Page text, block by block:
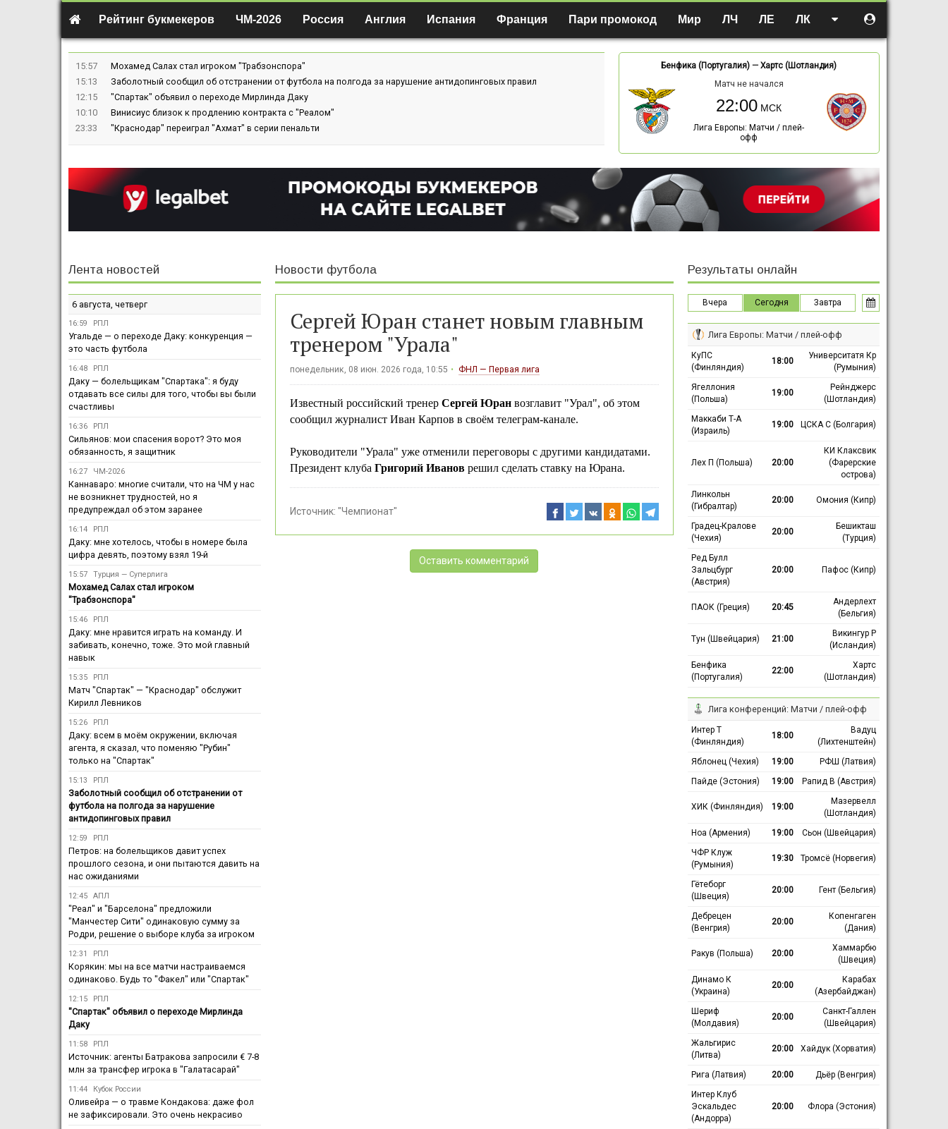
Рейтинг букмекеров ЧМ-2026 Россия Англия Испания Франция Пари промокод Мир ЛЧ ЛЕ ЛК
15:57
Мохамед Салах стал игроком "Трабзонспора"
15:13
Заболотный сообщил об отстранении от футбола на полгода за нарушение антидопинговых правил
12:15
"Спартак" объявил о переходе Мирлинда Даку
10:10
Винисиус близок к продлению контракта с "Реалом"
23:33
"Краснодар" переиграл "Ахмат" в серии пенальти
Бенфика (Португалия) —Хартс (Шотландия)
Матч не начался
22:00
Лига Европы: Матчи / плей-
офф
Новости футбола
Сергей Юран станет новым главным
тренером "Урала"
понедельник, 08 июн. 2026 года, 10:55 ФНЛ — Первая лига
Известный российский тренер Сергей Юранвозглавит "Урал", об этом
сообщил журналист Иван Карпов в своём телеграм-канале.
Руководители "Урала" уже отменили переговоры с другими кандидатами.
Президент клуба Григорий Ивановрешил сделать ставку на Юрана.
Источник: "Чемпионат"
Оставить комментарий
Лента новостей
6 августа, четверг
16:59 РПЛ
Угальде — о переходе Даку: конкуренция —
это часть футбола
16:48 РПЛ
Даку — болельщикам "Спартака": я буду
отдавать все силы для того, чтобы вы были
счастливы
16:36 РПЛ
Сильянов: мои спасения ворот? Это моя
обязанность, я защитник
16:27 ЧМ-2026
Каннаваро: многие считали, что на ЧМ у нас
не возникнет трудностей, но я
предупреждал об этом заранее
16:14 РПЛ
Даку: мне хотелось, чтобы в номере была
цифра девять, поэтому взял 19-й
15:57 Турция — Суперлига
Мохамед Салах стал игроком
"Трабзонспора"
15:46 РПЛ
Даку: мне нравится играть на команду. И
забивать, конечно, тоже. Это мой главный
навык
15:35 РПЛ
Матч "Спартак" — "Краснодар" обслужит
Кирилл Левников
15:26 РПЛ
Даку: всем в моём окружении, включая
агента, я сказал, что поменяю "Рубин"
только на "Спартак"
15:13 РПЛ
Заболотный сообщил об отстранении от
футбола на полгода за нарушение
антидопинговых правил
12:59 РПЛ
Петров: на болельщиков давит успех
прошлого сезона, и они пытаются давить на
нас ожиданиями
12:45 АПЛ
"Реал" и "Барселона" предложили
"Манчестер Сити" одинаковую сумму за
Родри, решение о выборе клуба за игроком
12:31 РПЛ
Корякин: мы на все матчи настраиваемся
одинаково. Будь то "Факел" или "Спартак"
12:15 РПЛ
"Спартак" объявил о переходе Мирлинда
Даку
11:58 РПЛ
Источник: агенты Батракова запросили € 7-8
млн за трансфер игрока в "Галатасарай"
11:44 Кубок России
Оливейра — о травме Кондакова: даже фол
не зафиксировали. Это очень некрасиво
Результаты онлайн
Вчера Сегодня Завтра
Лига Европы: Матчи / плей-офф
КуПС
(Финляндия)
18:00
Университатя Кр
(Румыния)
Ягеллония
(Польша)
19:00
Рейнджерс
(Шотландия)
Маккаби Т-А
(Израиль)
19:00 ЦСКА С (Болгария)
Лех П (Польша) 20:00
КИ Клаксвик
(Фарерские
острова)
Линкольн
(Гибралтар)
20:00 Омония (Кипр)
Градец-Кралове
(Чехия)
20:00
Бешикташ
(Турция)
Ред Булл
Зальцбург
(Австрия)
20:00 Пафос (Кипр)
ПАОК (Греция) 20:45
Андерлехт
(Бельгия)
Тун (Швейцария) 21:00
Викингур Р
(Исландия)
Бенфика
(Португалия)
22:00
Хартс
(Шотландия)
Лига конференций: Матчи / плей-офф
Интер Т
(Финляндия)
18:00
Вадуц
(Лихтенштейн)
Яблонец (Чехия)
19:00
РФШ (Латвия)
Пайде (Эстония)
19:00 Рапид В (Австрия)
ХИК (Финляндия) 19:00
Мазервелл
(Шотландия)
Ноа (Армения)
19:00
Сьон (Швейцария)
ЧФР Клуж
(Румыния)
19:30 Тромсё (Норвегия)
Гётеборг
(Швеция)
20:00 Гент (Бельгия)
Дебрецен
(Венгрия)
20:00
Копенгаген
(Дания)
Ракув (Польша) 20:00
Хаммарбю
(Швеция)
Динамо К
(Украина)
20:00
Карабах
(Азербайджан)
Шериф
(Молдавия)
20:00
Санкт-Галлен
(Швейцария)
Жальгирис
(Литва)
20:00 Хайдук (Хорватия)
Рига (Латвия) 20:00
Дьёр (Венгрия)
Интер Клуб
Эскальдес
(Андорра)
20:00 Флора (Эстония)